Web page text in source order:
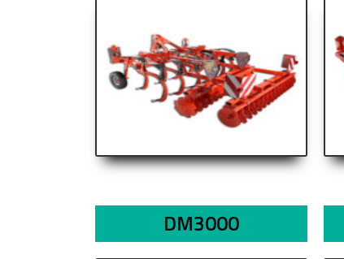
DM3000